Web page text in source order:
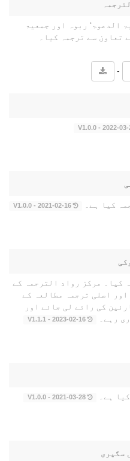
الدعوۃ‘ ربوہ اور جمعیۃ
تعاون سے ترجمہ کیا۔
-
کیا ہے۔ 2021-02-16 - V1.0.0
کیا۔ مرکز رواد الترجمہ کے
اصلی ترجمہ مطالعہ کے
کی رائے لی جائے اور
رہے۔
2023-02-16 - V1.1.1
ہے۔ 2021-03-28 - V1.0.0
سگیری